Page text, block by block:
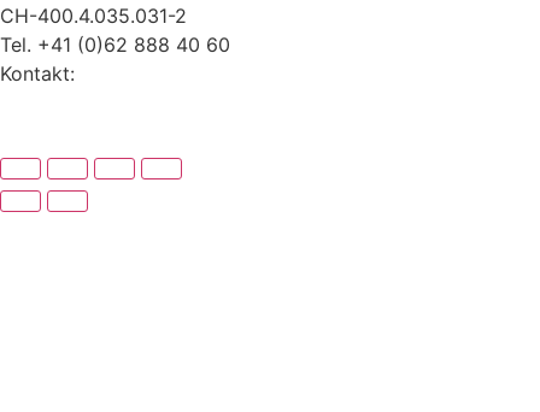
CH-400.4.035.031-2
Tel. +41 (0)62 888 40 60
Kontakt: